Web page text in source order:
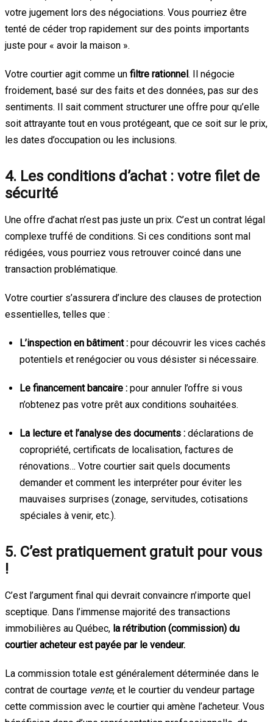
votre jugement lors des négociations. Vous pourriez être
tenté de céder trop rapidement sur des points importants
juste pour « avoir la maison ».
Votre courtier agit comme un filtre rationnel. Il négocie
froidement, basé sur des faits et des données, pas sur des
sentiments. Il sait comment structurer une offre pour qu’elle
soit attrayante tout en vous protégeant, que ce soit sur le prix,
les dates d’occupation ou les inclusions.
4. Les conditions d’achat : votre filet de
sécurité
Une offre d’achat n’est pas juste un prix. C’est un contrat légal
complexe truffé de conditions. Si ces conditions sont mal
rédigées, vous pourriez vous retrouver coincé dans une
transaction problématique.
Votre courtier s’assurera d’inclure des clauses de protection
essentielles, telles que :
L’inspection en bâtiment : pour découvrir les vices cachés
potentiels et renégocier ou vous désister si nécessaire.
Le financement bancaire : pour annuler l’offre si vous
n’obtenez pas votre prêt aux conditions souhaitées.
La lecture et l’analyse des documents : déclarations de
copropriété, certificats de localisation, factures de
rénovations… Votre courtier sait quels documents
demander et comment les interpréter pour éviter les
mauvaises surprises (zonage, servitudes, cotisations
spéciales à venir, etc.).
5. C’est pratiquement gratuit pour vous
!
C’est l’argument final qui devrait convaincre n’importe quel
sceptique. Dans l’immense majorité des transactions
immobilières au Québec, la rétribution (commission) du
courtier acheteur est payée par le vendeur.
La commission totale est généralement déterminée dans le
contrat de courtage vente, et le courtier du vendeur partage
cette commission avec le courtier qui amène l’acheteur. Vous